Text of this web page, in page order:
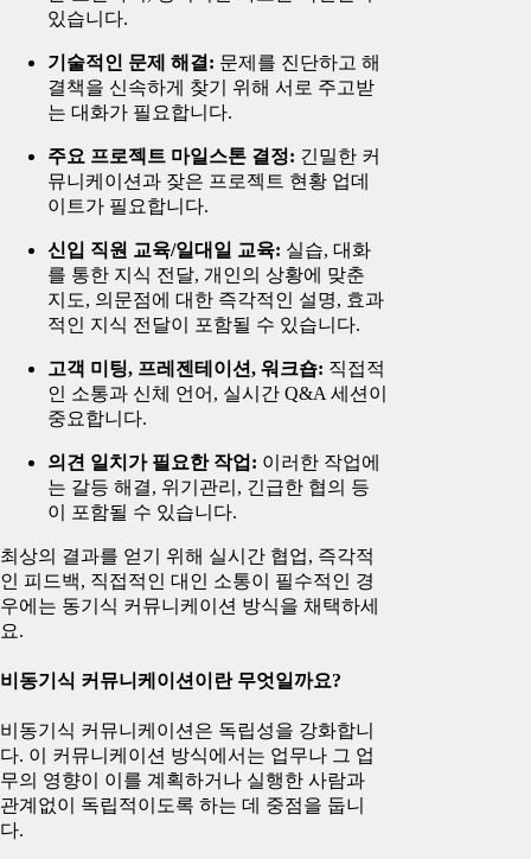
있습니다.
기술적인 문제 해결: 문제를 진단하고 해
결책을 신속하게 찾기 위해 서로 주고받
는 대화가 필요합니다.
주요 프로젝트 마일스톤 결정: 긴밀한 커
뮤니케이션과 잦은 프로젝트 현황 업데
이트가 필요합니다.
신입 직원 교육/일대일 교육: 실습, 대화
를 통한 지식 전달, 개인의 상황에 맞춘
지도, 의문점에 대한 즉각적인 설명, 효과
적인 지식 전달이 포함될 수 있습니다.
고객 미팅, 프레젠테이션, 워크숍: 직접적
인 소통과 신체 언어, 실시간 Q&A 세션이
중요합니다.
의견 일치가 필요한 작업: 이러한 작업에
는 갈등 해결, 위기관리, 긴급한 협의 등
이 포함될 수 있습니다.
최상의 결과를 얻기 위해 실시간 협업, 즉각적
인 피드백, 직접적인 대인 소통이 필수적인 경
우에는 동기식 커뮤니케이션 방식을 채택하세
요.
비동기식 커뮤니케이션이란 무엇일까요?
비동기식 커뮤니케이션은 독립성을 강화합니
다. 이 커뮤니케이션 방식에서는 업무나 그 업
무의 영향이 이를 계획하거나 실행한 사람과
관계없이 독립적이도록 하는 데 중점을 둡니
다.